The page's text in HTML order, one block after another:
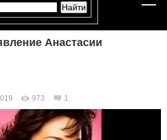
ПОЛИТИКА
ЭКОНОМИКА
Анастасии
973 1